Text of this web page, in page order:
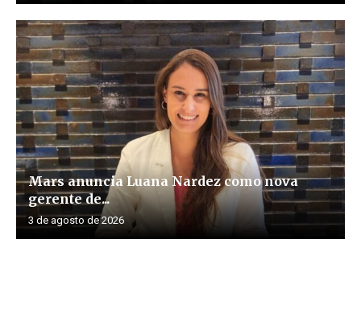
Mars anuncia Luana Nardez como nova
gerente de...
3 de agosto de 2026